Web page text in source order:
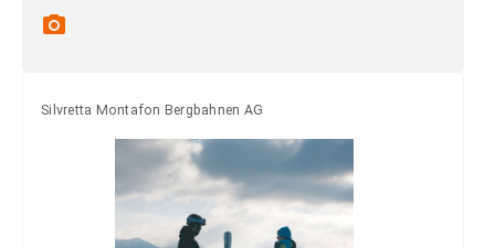
photo_camera
Silvretta Montafon Bergbahnen AG